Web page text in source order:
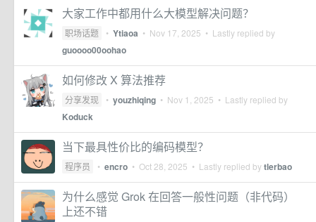
大家工作中都用什么大模型解决问题？
职场话题 • Ytiaoa • Nov 17, 2025 • Lastly replied by
guoooo00oohao
如何修改 X 算法推荐
分享发现 • youzhiqing • Nov 1, 2025 • Lastly replied by
Koduck
当下最具性价比的编码模型？
程序员 • encro • Oct 28, 2025 • Lastly replied bytlerbao
为什么感觉 Grok 在回答一般性问题（非代码）
上还不错